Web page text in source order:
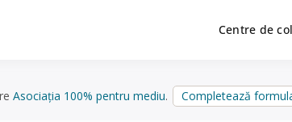
Centre de
Asociația 100% pentru mediu. Completează